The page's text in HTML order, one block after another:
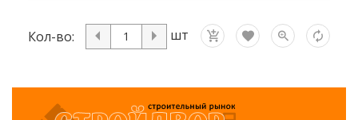
Кол-во: шт